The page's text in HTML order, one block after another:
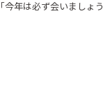
今年は必ず会いましょ